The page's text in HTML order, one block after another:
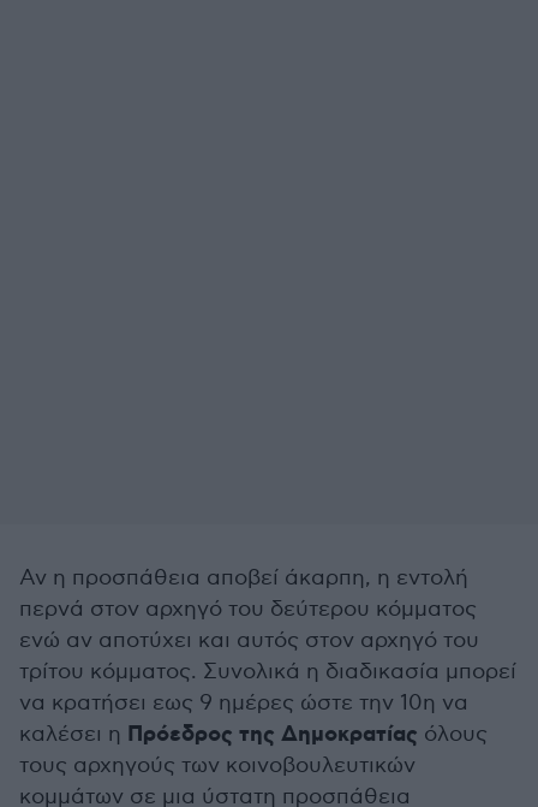
Αν η προσπάθεια αποβεί άκαρπη, η εντολή
περνά στον αρχηγό του δεύτερου κόμματος
ενώ αν αποτύχει και αυτός στον αρχηγό του
τρίτου κόμματος. Συνολικά η διαδικασία μπορεί
να κρατήσει εως 9 ημέρες ώστε την 10η να
καλέσει η Πρόεδρος της Δημοκρατίας όλους
τους αρχηγούς των κοινοβουλευτικών
κομμάτων σε μια ύστατη προσπάθεια